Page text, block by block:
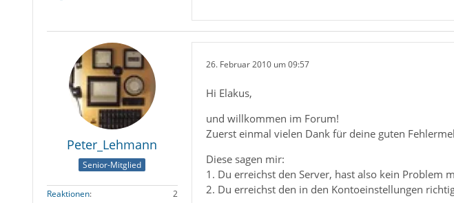
Peter_Lehmann
Senior-Mitglied
Reaktionen
2
26. Februar 2010 um 09:57
Hi Elakus,
und willkommen im Forum!
Zuerst einmal vielen Dank für deine guten
Diese sagen mir:
1. Du erreichst den Server, hast also kein Problem
2. Du erreichst den in den Kontoeinstellungen